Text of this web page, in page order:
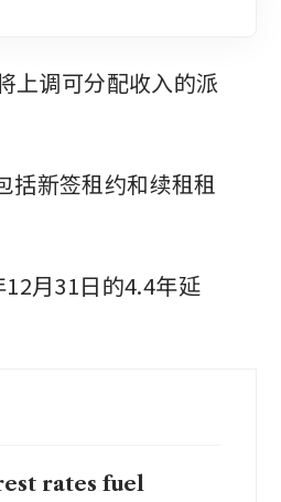
上调可分配收入的派
新签租约和续租租
月31日的4.4年延
rates fuel